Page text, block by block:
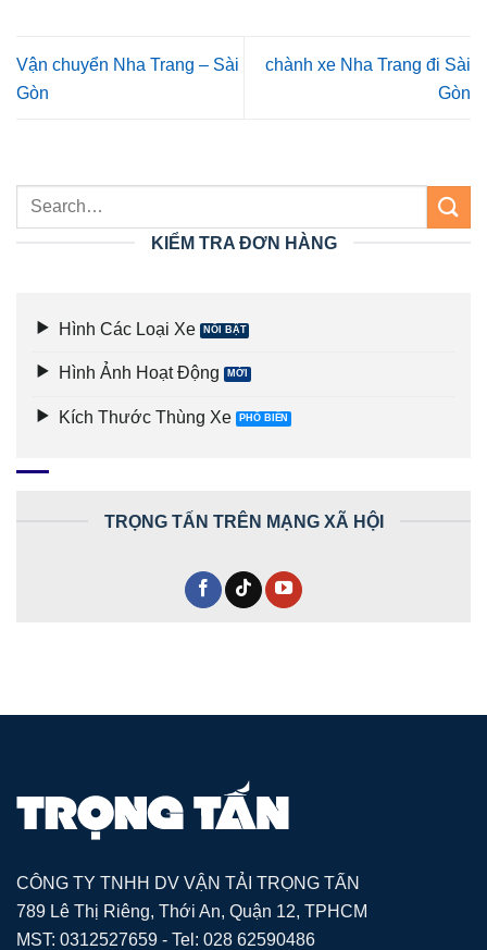
Vận chuyển Nha Trang – Sài
Gòn
chành xe Nha Trang đi Sài
Gòn
KIỂM TRA ĐƠN HÀNG
Hình Các Loại Xe
Hình Ảnh Hoạt Động
Kích Thước Thùng Xe
TRỌNG TẤN TRÊN MẠNG XÃ HỘI
CÔNG TY TNHH DV VẬN TẢI TRỌNG TẤN
789 Lê Thị Riêng, Thới An, Quận 12, TPHCM
MST: 0312527659 - Tel: 028 62590486